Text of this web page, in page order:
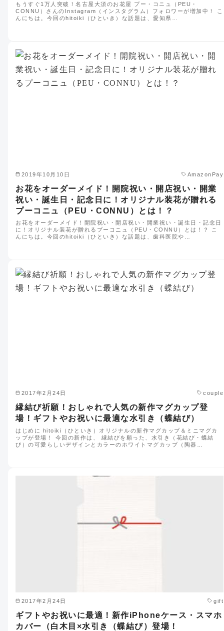
もうすぐ1万人突破！名古屋大須のお花屋 プー・コニュ（PEU・
CONNU）さんのInstagram（インスタグラム）フォロワーが増加中！ こ
んにちは。今回のhitoiki（ひといき）な話題は、愛知県…
2019年10月10日 AmazonPay
お花をオーダーメイド！開院祝い・開店祝い・開業
祝い・誕生日・記念日に！オリジナル装花が贈れる
プーコニュ（PEU・CONNU）とは！？
お花をオーダーメイド！開院祝い・開店祝い・開業祝い・誕生日・記念日
に！オリジナル装花が贈れるプーコニュ（PEU・CONNU）とは！？ こ
んにちは。今回のhitoiki（ひといき）な話題は、歯科医院や…
2017年2月24日 couple
縁結び祈願！おしゃれで人気の新作マグカップ登
場！ギフトやお祝いに最適な水引き（蝶結び）
はじめに hitoiki（ひといき）オリジナルの新作マグカップ＆ミニマグカ
ップが登場！ 今回の新作は、 縁結びを願った、水引き（花結び・蝶結
び）の可愛らしいデザインとカラーのホワイトマグカップ（陶器…
2017年2月24日 gift
ギフトやお祝いに最適！新作iPhoneケース・スマホ
カバー（白木目×水引き（蝶結び）登場！